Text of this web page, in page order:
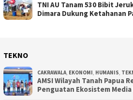
TNI AU Tanam 530 Bibit
Dimara Dukung Ketahanan
TEKNO
CAKRAWALA EKONOMI HUMANIS
AMSI Wilayah Tanah Papua
Penguatan Ekosistem